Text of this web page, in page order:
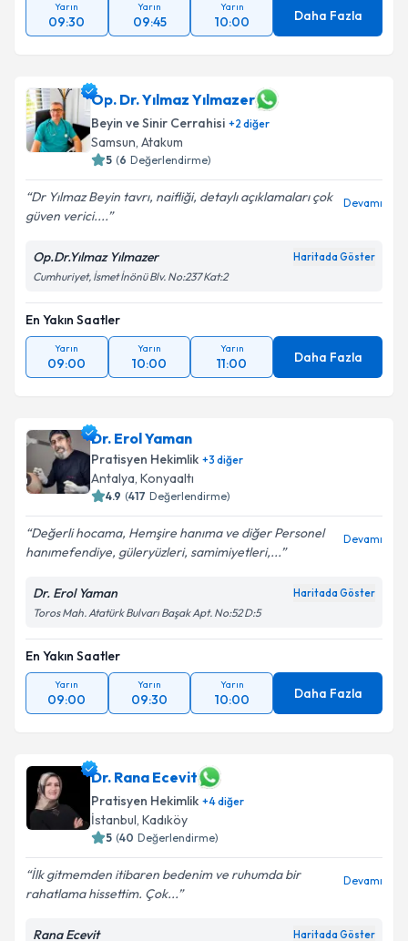
Yarın
09:30
Yarın
09:45
Yarın
10:00 Daha Fazla
Op. Dr. Yılmaz Yılmazer
Beyin ve Sinir Cerrahisi +2 diğer
Samsun, Atakum
5 (6 Değerlendirme)
Dr Yılmaz Beyin tavrı, naifliği, detaylı açıklamaları çok
güven verici....
Devamı
Op.Dr.Yılmaz Yılmazer Haritada Göster
Cumhuriyet, İsmet İnönü Blv. No:237 Kat:2
En Yakın Saatler
Yarın
09:00
Yarın
10:00
Yarın
11:00 Daha Fazla
Dr. Erol Yaman
Pratisyen Hekimlik +3 diğer
Antalya, Konyaaltı
4.9 (417 Değerlendirme)
Değerli hocama, Hemşire hanıma ve diğer Personel
hanımefendiye, güleryüzleri, samimiyetleri,...
Devamı
Dr. Erol Yaman Haritada Göster
Toros Mah. Atatürk Bulvarı Başak Apt. No:52 D:5
En Yakın Saatler
Yarın
09:00
Yarın
09:30
Yarın
10:00 Daha Fazla
Dr. Rana Ecevit
Pratisyen Hekimlik +4diğer
İstanbul, Kadıköy
5 (40 Değerlendirme)
İlk gitmemden itibaren bedenim ve ruhumda bir
rahatlama hissettim. Çok...
Devamı
Rana Ecevit Haritada Göster